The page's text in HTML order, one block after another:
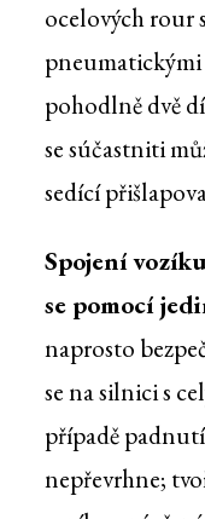
ocelových rour
pohodlně dvě
se súčastniti
sedící
Spojení
se pomocí
naprosto
se na silnici s
případě
nepřevrhne;